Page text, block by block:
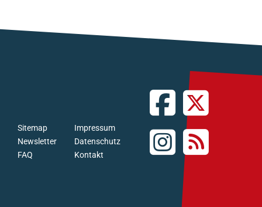
FAQ
Newsletter
Sitemap
Kontakt
Datenschutz
Impressum